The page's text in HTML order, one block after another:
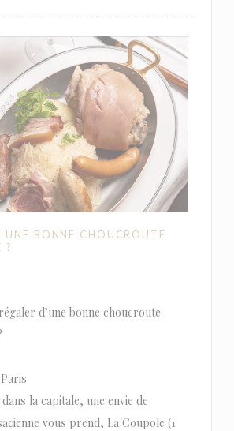
UNE BONNE CHOUCROUTE
?
d’une bonne choucroute
la capitale, une envie de
vous prend, La Coupole (1